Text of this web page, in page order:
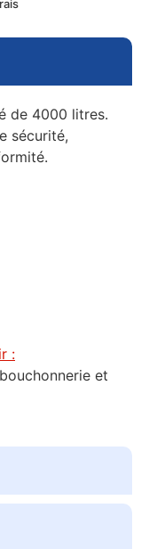
de 4000 litres.
sécurité,
:
et